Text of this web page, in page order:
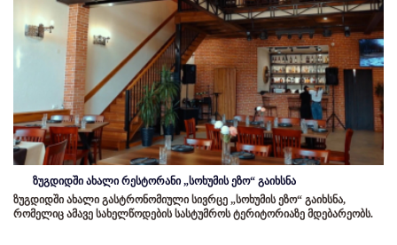
ზუგდიდში ახალი რესტორანი „სოხუმის ეზო“ გაიხსნა
ზუგდიდში ახალი გასტრონომიული სივრცე „სოხუმის ეზო“ გაიხსნა,
რომელიც ამავე სახელწოდების სასტუმროს ტერიტორიაზე მდებარეობს.